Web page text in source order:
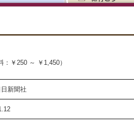
：￥250 ～ ￥1,450）
新聞社